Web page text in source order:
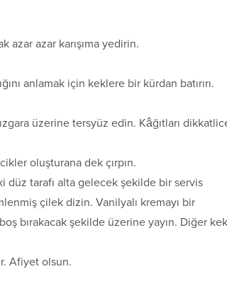
azar azar karışıma yedirin.
anlamak için keklere bir kürdan batırırı.
üzerine tersyüz edin. Kâğıtları
oluşturana dek çırpın.
düz tarafı alta gelecek şekilde bir servis
çilek dizin. Vanilyalı kremayı bir
bırakacak şekilde üzerine yayın. Diğer
Afiyet olsun.